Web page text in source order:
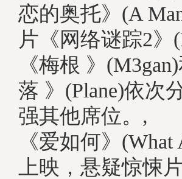
恋的奥托》(A
片《网络谜踪2》
《梅根 》
落 》(Plane)依次
强其他席位。,
《爱如何》
上映，悬疑惊悚